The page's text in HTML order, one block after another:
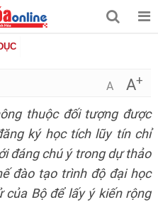
A A+
thuộc đối tượng được
ký học tích lũy tín chỉ
đáng chú ý trong dự thảo
đào tạo trình độ đại học
Bộ để lấy ý kiến rộng